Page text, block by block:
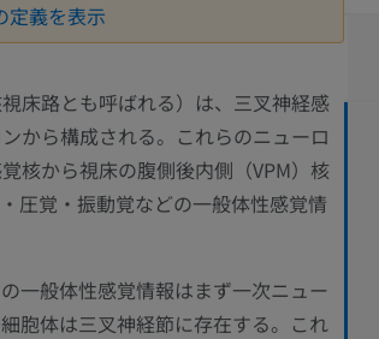
定義を表示
視床路とも呼ばれる）は、三叉神経感
から構成される。これらのニューロ
核から視床の腹側後内側（VPM）核
圧覚・振動覚などの一般体性感覚情
一般体性感覚情報はまず一次ニュー
胞体は三叉神経節に存在する。これ